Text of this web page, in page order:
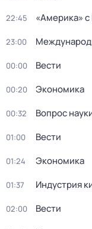
22:45 «Америка»
23:00
00:00 Вести
00:20 Экономика
00:32 Вопрос
01:00 Вести
01:24 Экономика
01:37 Индустрия
02:00 Вести